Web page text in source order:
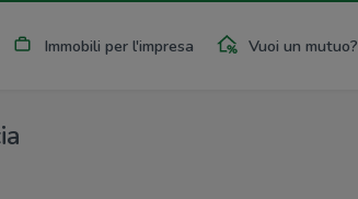
Immobili per l'impresa Vuoi un mutuo?